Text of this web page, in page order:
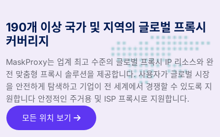
190개 이상 국가 및 지역의 글로벌 프록시
커버리지
MaskProxy는 업계 최고 수준의 글로벌 프록시 IP 리소스와 완
전 맞춤형 프록시 솔루션을 제공합니다. 사용자가 글로벌 시장
을 안전하게 탐색하고 기업이 전 세계에서 경쟁할 수 있도록 지
원합니다 안정적인 주거용 및 ISP 프록시로 지원합니다.
모든 위치 보기